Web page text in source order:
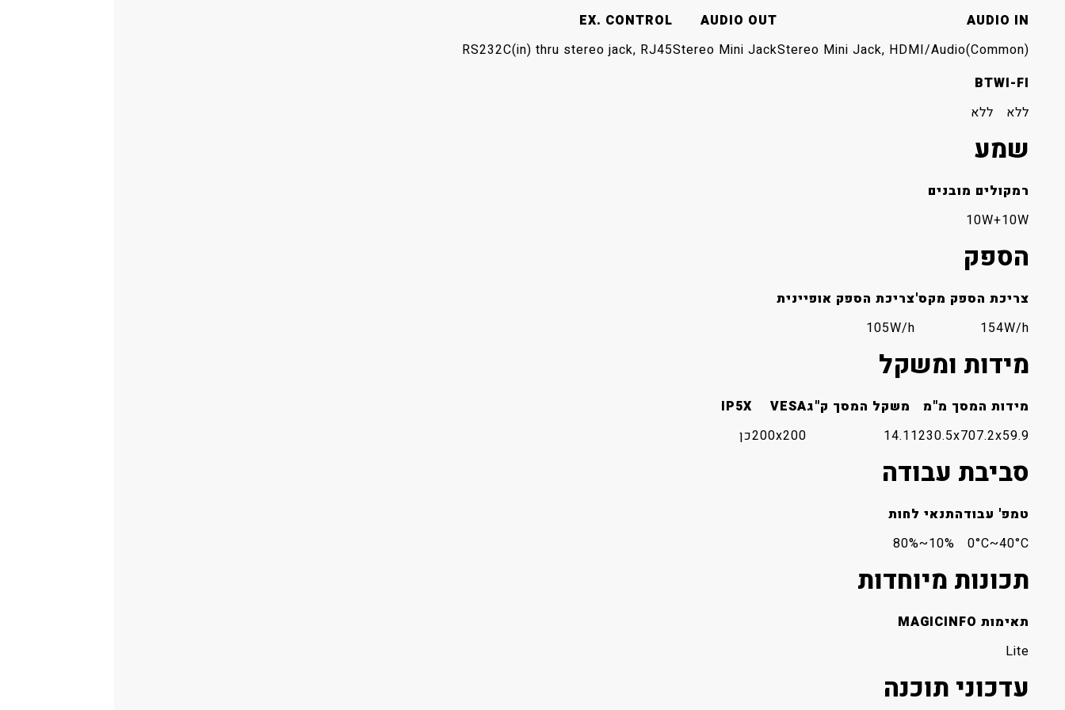
AUDIO IN
Stereo Mini Jack, HDMI/Audio(Common)
AUDIO OUT
Stereo Mini Jack
EX. CONTROL
RS232C(in) thru stereo jack, RJ45
WI-FI
ללא
BT
ללא
שמע
רמקולים מובנים
10W+10W
הספק
צריכת הספק מקס'
154W/h
צריכת הספק אופיינית
105W/h
מידות ומשקל
מידות המסך מ"מ
1230.5x707.2x59.9
משקל המסך ק"ג
14.1
VESA
200x200
IP5X
כן
סביבת עבודה
טמפ' עבודה
0°C~40°C
תנאי לחות
10%~80%
תכונות מיוחדות
תאימות MAGICINFO
Lite
עדכוני תוכנה